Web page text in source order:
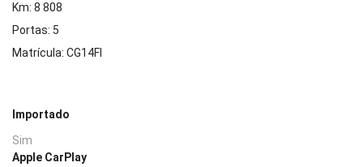
Km: 8 808
Portas: 5
Matrícula: CG14FI
Importado
Sim
Apple CarPlay